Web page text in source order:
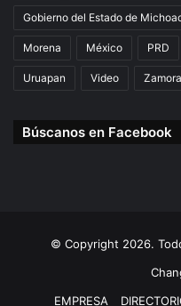
Gobierno del Estado de
Morena México PRD
Uruapan Video Zamora
Búscanos en Facebook
© Copyright 2026.
EMPRESA